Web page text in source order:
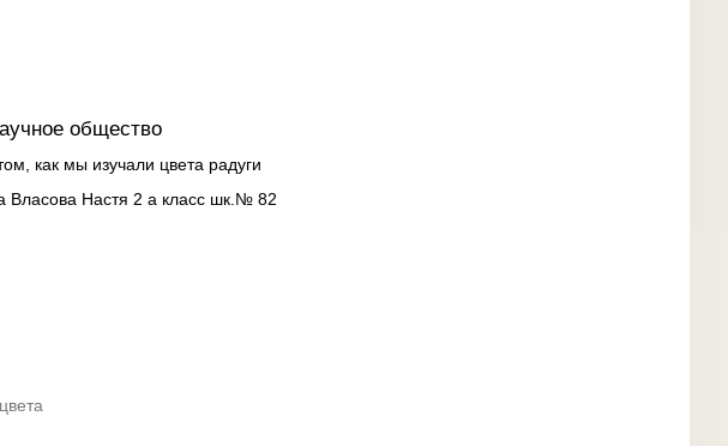
общество
как мы изучали цвета радуги
Власова Настя 2 а класс шк.№ 82